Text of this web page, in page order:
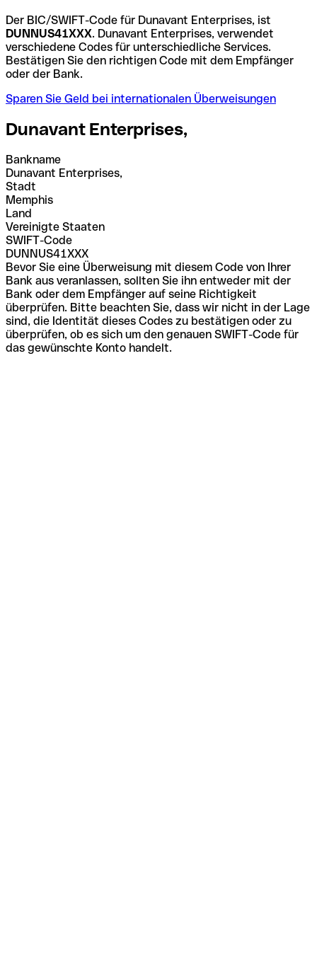
Der BIC/SWIFT-Code für Dunavant Enterprises, ist
DUNNUS41XXX. Dunavant Enterprises, verwendet
verschiedene Codes für unterschiedliche Services.
Bestätigen Sie den richtigen Code mit dem Empfänger
oder der Bank.
Sparen Sie Geld bei internationalen Überweisungen
Dunavant Enterprises,
Bankname
Dunavant Enterprises,
Stadt
Memphis
Land
Vereinigte Staaten
SWIFT-Code
DUNNUS41XXX
Bevor Sie eine Überweisung mit diesem Code von Ihrer
Bank aus veranlassen, sollten Sie ihn entweder mit der
Bank oder dem Empfänger auf seine Richtigkeit
überprüfen. Bitte beachten Sie, dass wir nicht in der Lage
sind, die Identität dieses Codes zu bestätigen oder zu
überprüfen, ob es sich um den genauen SWIFT-Code für
das gewünschte Konto handelt.